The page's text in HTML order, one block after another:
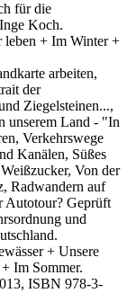
für die
Koch.
leben + Im Winter +
arbeiten,
der
Ziegelsteinen...,
unserem Land - "In
Verkehrswege
Kanälen, Süßes
Von der
Radwandern auf
Autotour? Geprüft
und
+ Unsere
Im Sommer.
ISBN 978-3-